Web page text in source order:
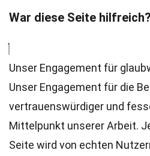
War diese Seite hilfreich?
Unser Engagement für
Unser Engagement für die
vertrauenswürdiger und
Mittelpunkt unserer Arbeit.
Seite wird von echten